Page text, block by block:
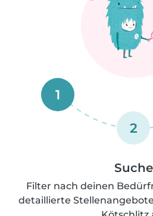
1
2
Suche
Filter nach deinen
detaillierte